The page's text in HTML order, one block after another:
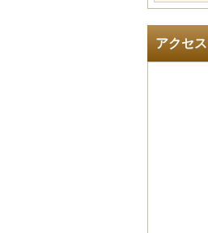
アクセ